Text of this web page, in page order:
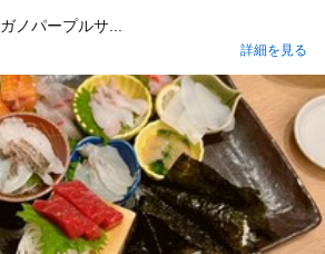
ノパープルサ...
詳細を見る